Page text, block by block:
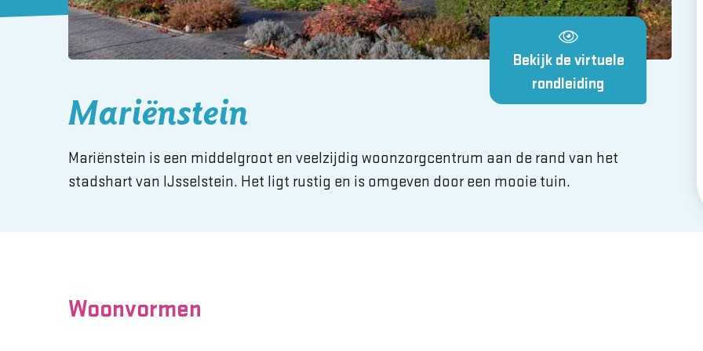
Bekijk de virtuele
rondleiding
Mariënstein
Mariënstein is een middelgroot en veelzijdig woonzorgcentrum aan de rand van het
stadshart van IJsselstein. Het ligt rustig en is omgeven door een mooie tuin.
Woonvormen